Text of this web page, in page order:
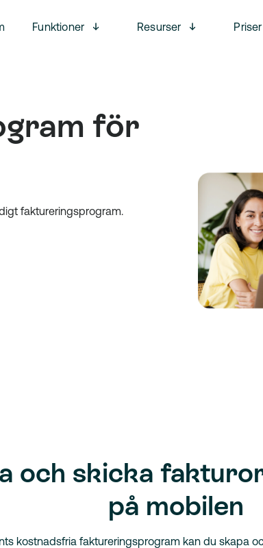
Funktioner
Open menu
Resurser
Open menu
Priser
för
faktureringsprogram.
och skicka
på mobilen
kostnadsfria faktureringsprogram kan du skapa